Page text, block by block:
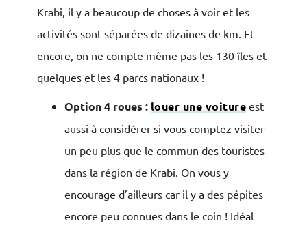
Krabi, il y a beaucoup de choses à voir et les
activités sont séparées de dizaines de km. Et
encore, on ne compte même pas les 130 îles et
quelques et les 4 parcs nationaux !
Option 4 roues : louer une voiture est
aussi à considérer si vous comptez visiter
un peu plus que le commun des touristes
dans la région de Krabi. On vous y
encourage d’ailleurs car il y a des pépites
encore peu connues dans le coin ! Idéal